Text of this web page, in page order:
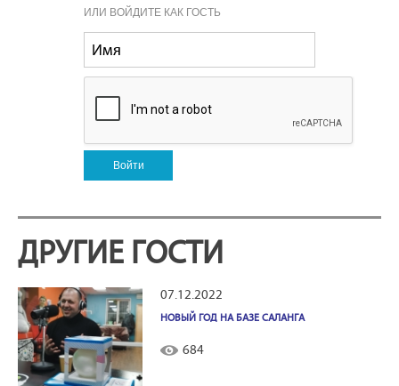
ИЛИ ВОЙДИТЕ КАК ГОСТЬ
Войти
ДРУГИЕ ГОСТИ
07.12.2022
НОВЫЙ ГОД НА БАЗЕ САЛАНГА
684